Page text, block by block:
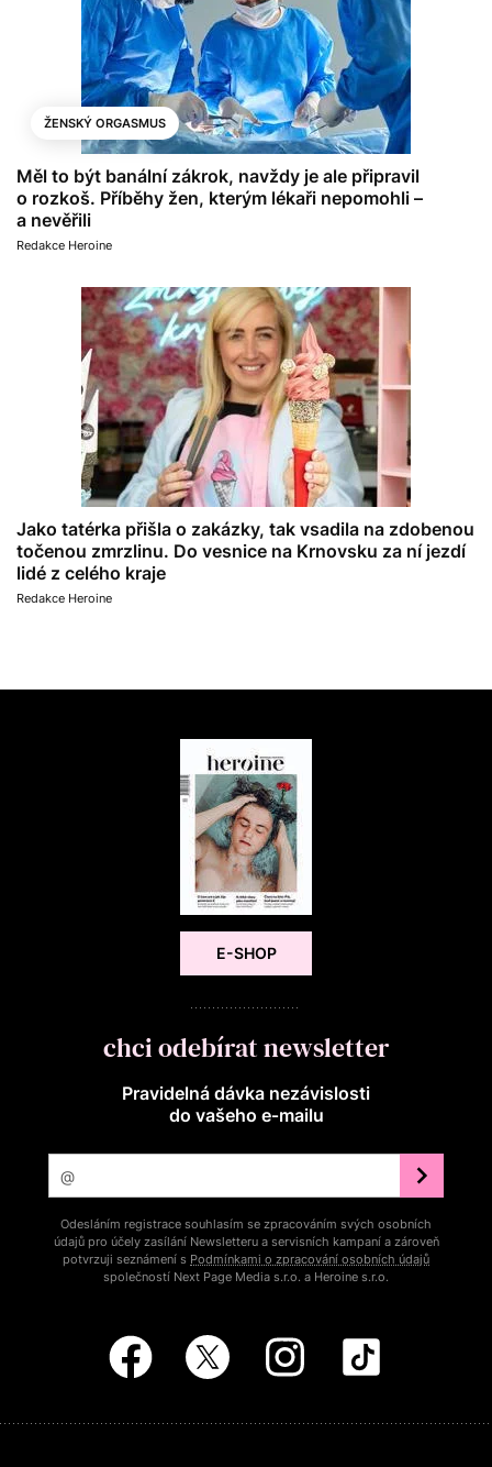
ŽENSKÝ ORGASMUS
Měl to být banální zákrok, navždy je ale připravil
o rozkoš. Příběhy žen, kterým lékaři nepomohli –
a nevěřili
Redakce Heroine
Jako tatérka přišla o zakázky, tak vsadila na zdobenou
točenou zmrzlinu. Do vesnice na Krnovsku za ní jezdí
lidé z celého kraje
Redakce Heroine
E-SHOP
chci odebírat newsletter
Pravidelná dávka nezávislosti
do vašeho e‑mailu
Odesláním registrace souhlasím se zpracováním svých osobních
údajů pro účely zasílání Newsletteru a servisních kampaní a zároveň
potvrzuji seznámení s Podmínkami o zpracování osobních údajů
společností Next Page Media s.r.o. a Heroine s.r.o.